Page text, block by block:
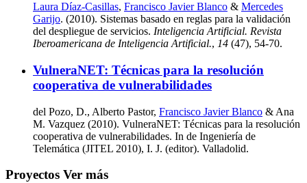
Laura Díaz-Casillas, Francisco Javier Blanco & Mercedes
Garijo. (2010). Sistemas basado en reglas para la validación
del despliegue de servicios. Inteligencia Artificial. Revista
Iberoamericana de Inteligencia Artificial., 14 (47), 54-70.
VulneraNET: Técnicas para la resolución
cooperativa de vulnerabilidades
del Pozo, D., Alberto Pastor, Francisco Javier Blanco & Ana
M. Vazquez (2010). VulneraNET: Técnicas para la resolución
cooperativa de vulnerabilidades. In de Ingeniería de
Telemática (JITEL 2010), I. J. (editor). Valladolid.
Proyectos Ver más